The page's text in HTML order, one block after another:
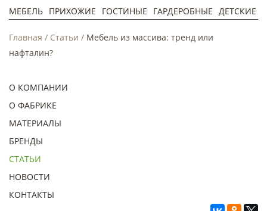
МЕБЕЛЬ ПРИХОЖИЕ ГОСТИНЫЕ ГАРДЕРОБНЫЕ ДЕТСКИЕ
Главная / Статьи / Мебель из массива: тренд или
нафталин?
О КОМПАНИИ
О ФАБРИКЕ
МАТЕРИАЛЫ
БРЕНДЫ
СТАТЬИ
НОВОСТИ
КОНТАКТЫ